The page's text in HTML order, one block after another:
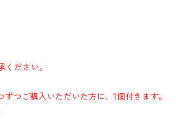
ださい。
つご購入いただいた方に、1個付きます。